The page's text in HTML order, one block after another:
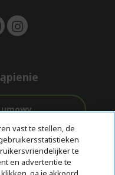
de
Met 0%
Rente
vast te stellen, de
te
en advertentie te